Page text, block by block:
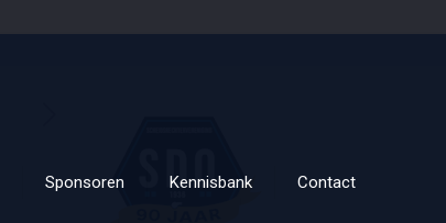
Sponsoren Kennisbank Contact